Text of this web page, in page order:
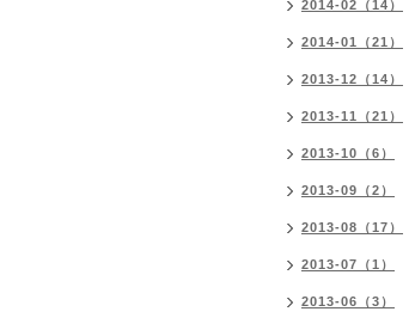
2014-02（14）
2014-01（21）
2013-12（14）
2013-11（21）
2013-10（6）
2013-09（2）
2013-08（17）
2013-07（1）
2013-06（3）